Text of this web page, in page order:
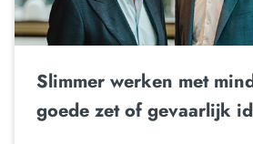
Slimmer werken met
goede zet of gevaarlijk